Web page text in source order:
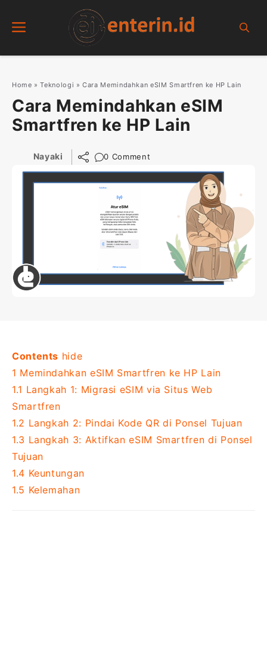
Menu
Home »Teknologi »Cara Memindahkan eSIM Smartfren ke HP Lain
Cara Memindahkan eSIM
Smartfren ke HP Lain
Nayaki 0 Comment
Contents hide
1 Memindahkan eSIM Smartfren ke HP Lain
1.1 Langkah 1: Migrasi eSIM via Situs Web
Smartfren
1.2 Langkah 2: Pindai Kode QR di Ponsel Tujuan
1.3 Langkah 3: Aktifkan eSIM Smartfren di Ponsel
Tujuan
1.4 Keuntungan
1.5 Kelemahan